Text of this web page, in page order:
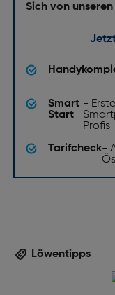
Display
High Dynamic
Kompatible
Interne
Sich von
Smart
Start
-
Profis
Tarifcheck-
Löwentipps